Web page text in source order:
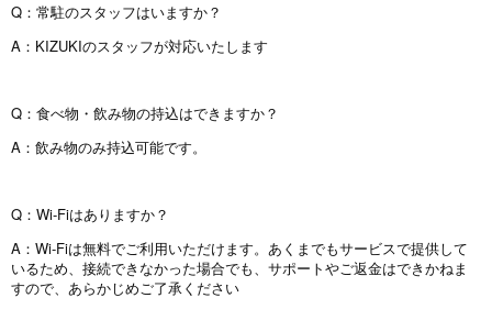
Q：常駐のスタッフはいますか？
A：KIZUKIのスタッフが対応いたします
Q：食べ物・飲み物の持込はできますか？
A：飲み物のみ持込可能です。
Q：Wi-Fiはありますか？
A ： Wi-Fiは無料でご利用いただけます。あくまでもサービスで提供して
いるため、接続できなかった場合でも、サポートやご返金はできかねま
すので、あらかじめご了承ください